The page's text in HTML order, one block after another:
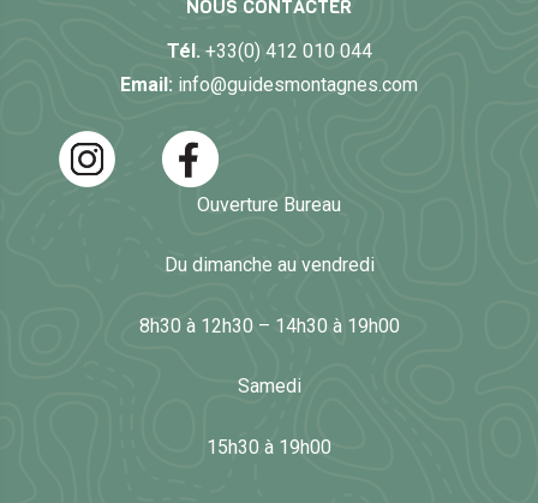
NOUS CONTACTER
Tél. +33(0) 412 010 044
Email: info@guidesmontagnes.com
Ouverture Bureau
Du dimanche au vendredi
8h30 à 12h30 – 14h30 à 19h00
Samedi
15h30 à 19h00